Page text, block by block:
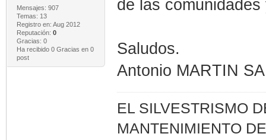
Mensajes: 907
Temas: 13
Registro en: Aug 2012
Reputación: 0
Gracias: 0
Ha recibido 0 Gracias en 0
post
de las
Saludos.
Antonio MARTIN
EL SILVESTRISMO
MANTENIMIENTO